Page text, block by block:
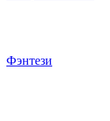
Фэнтези